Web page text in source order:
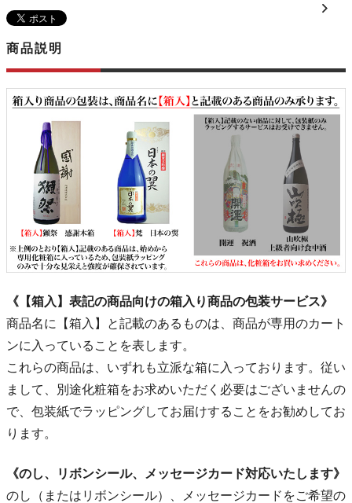
商品説明
《【箱入】表記の商品向けの箱入り商品の包装サービス》
商品名に【箱入】と記載のあるものは、商品が専用のカート
ンに入っていることを表します。
これらの商品は、いずれも立派な箱に入っております。従い
まして、別途化粧箱をお求めいただく必要はございませんの
で、包装紙でラッピングしてお届けすることをお勧めしてお
ります。
《のし、リボンシール、メッセージカード対応いたします》
のし（またはリボンシール）、メッセージカードをご希望の